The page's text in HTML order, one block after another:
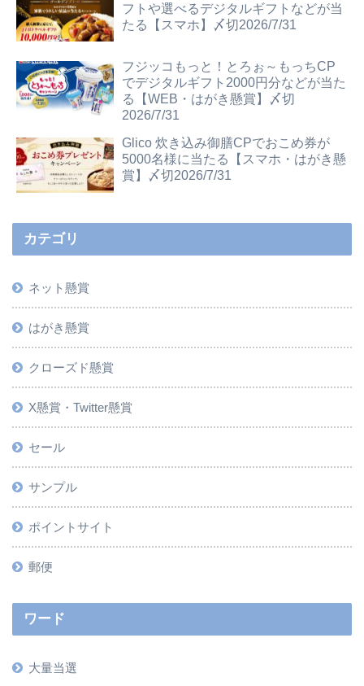
フトや選べるデジタルギフトなどが当
たる【スマホ】〆切2026/7/31
フジッコもっと！とろぉ～もっちCP
でデジタルギフト2000円分などが当た
る【WEB・はがき懸賞】〆切
2026/7/31
Glico 炊き込み御膳CPでおこめ券が
5000名様に当たる【スマホ・はがき懸
賞】〆切2026/7/31
カテゴリ
ネット懸賞
はがき懸賞
クローズド懸賞
X懸賞・Twitter懸賞
セール
サンプル
ポイントサイト
郵便
ワード
大量当選